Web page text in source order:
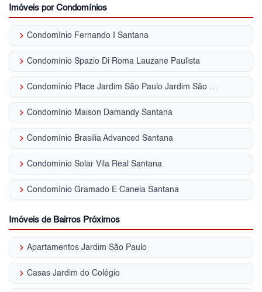
Imóveis por Condomínios
keyboard_arrow_right Condomínio Fernando I Santana
keyboard_arrow_right Condomínio Spazio Di Roma Lauzane Paulista
keyboard_arrow_right Condomínio Place Jardim São Paulo Jardim São Paulo (Zona Norte)
keyboard_arrow_right Condomínio Maison Damandy Santana
keyboard_arrow_right Condomínio Brasilia Advanced Santana
keyboard_arrow_right Condomínio Solar Vila Real Santana
keyboard_arrow_right Condomínio Gramado E Canela Santana
Imóveis de Bairros Próximos
keyboard_arrow_right Apartamentos Jardim São Paulo
keyboard_arrow_right Casas Jardim do Colégio